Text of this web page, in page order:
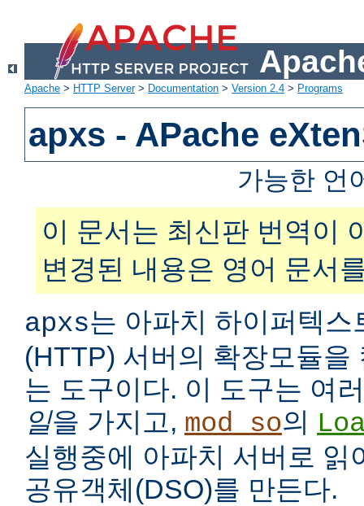
Apache > HTTP Server> Documentation > Version 2.4 > Programs
apxs - APache
가능한 언
이 문서는 최신판 번역이
변경된 내용은 영어 문서
apxs는 아파치 하이퍼텍스
(HTTP) 서버의 확장모듈을
는 도구이다. 이 도구는 여
일을 가지고, mod_so의
실행중에 아파치 서버로 읽
공유객체(DSO)를 만든다.